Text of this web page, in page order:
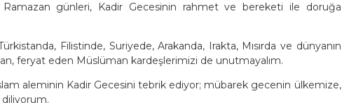
günleri, Kadir Gecesinin rahmet ve bereketi ile doruğa
Filistinde, Suriyede, Arakanda, Irakta, Mısırda ve dünyanın
feryat eden Müslüman kardeşlerimizi de unutmayalım.
aleminin Kadir Gecesini tebrik ediyor; mübarek gecenin ülkemize,